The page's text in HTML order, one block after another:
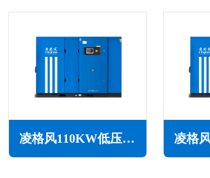
凌格风110KW低压空压机LS LP系列